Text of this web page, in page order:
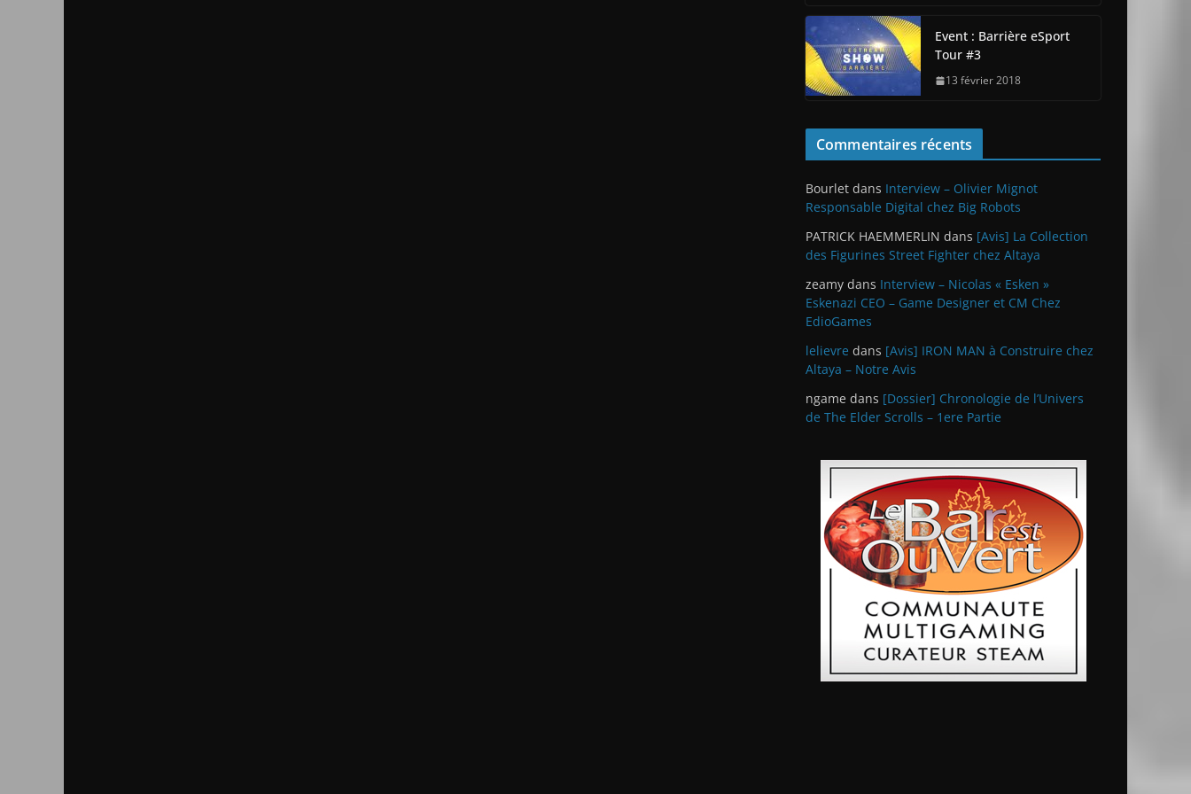
Event : Barrière eSport
Tour #3
13 février 2018
Commentaires récents
Bourlet dans Interview – Olivier Mignot
Responsable Digital chez Big Robots
PATRICK HAEMMERLIN dans [Avis] La Collection
des Figurines Street Fighter chez Altaya
zeamy dans Interview – Nicolas « Esken »
Eskenazi CEO – Game Designer et CM Chez
EdioGames
lelievre dans [Avis] IRON MAN à Construire chez
Altaya – Notre Avis
ngame dans [Dossier] Chronologie de l’Univers
de The Elder Scrolls – 1ere Partie